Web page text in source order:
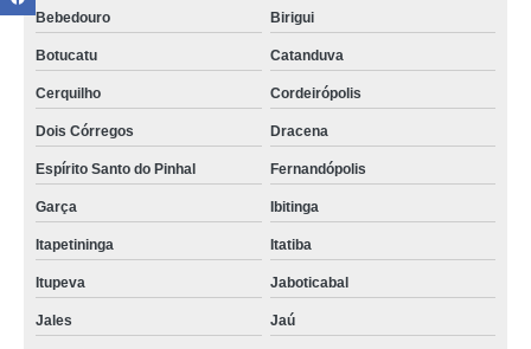
Bebedouro Birigui
Botucatu Catanduva
Cerquilho Cordeirópolis
Dois Córregos Dracena
Espírito Santo do Pinhal Fernandópolis
Garça Ibitinga
Itapetininga Itatiba
Itupeva Jaboticabal
Jales Jaú